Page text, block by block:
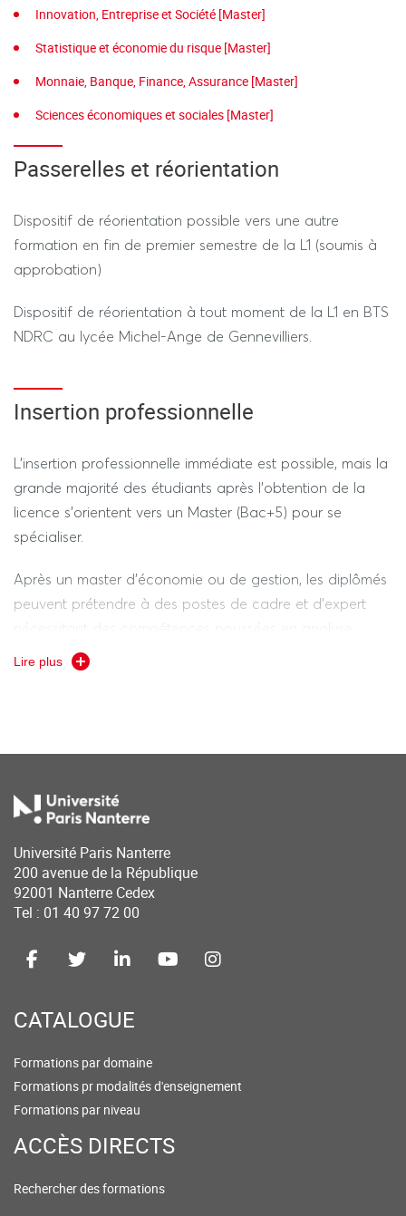
Innovation, Entreprise et Société [Master]
Statistique et économie du risque [Master]
Monnaie, Banque, Finance, Assurance [Master]
Sciences économiques et sociales [Master]
Passerelles et réorientation
Dispositif de réorientation possible vers une autre
formation en fin de premier semestre de la L1 (soumis à
approbation)
Dispositif de réorientation à tout moment de la L1 en BTS
NDRC au lycée Michel-Ange de Gennevilliers.
Insertion professionnelle
L'insertion professionnelle immédiate est possible, mais la
grande majorité des étudiants après l’obtention de la
licence s'orientent vers un Master (Bac+5) pour se
spécialiser.
Après un master d’économie ou de gestion, les diplômés
peuvent prétendre à des postes de cadre et d'expert
nécessitant des compétences poussées en analyse
quantitative, modélisation et prise de décision
scientist, contrôleur de Gestion, chargé d'études de
Lire plus
Université Paris Nanterre
200 avenue de la République
92001 Nanterre Cedex
Tel : 01 40 97 72 00
CATALOGUE
Formations par domaine
Formations pr modalités d'enseignement
Formations par niveau
ACCÈS DIRECTS
Rechercher des formations